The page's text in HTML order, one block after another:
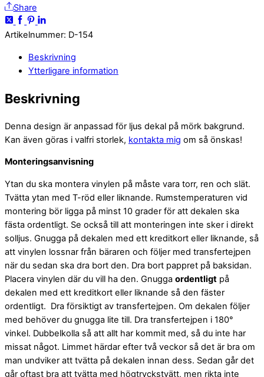
Share
Artikelnummer: D-154
Beskrivning
Ytterligare information
Beskrivning
Denna design är anpassad för ljus dekal på mörk bakgrund.
Kan även göras i valfri storlek, kontakta mig om så önskas!
Monteringsanvisning
Ytan du ska montera vinylen på måste vara torr, ren och slät.
Tvätta ytan med T-röd eller liknande. Rumstemperaturen vid
montering bör ligga på minst 10 grader för att dekalen ska
fästa ordentligt. Se också till att monteringen inte sker i direkt
solljus. Gnugga på dekalen med ett kreditkort eller liknande, så
att vinylen lossnar från bäraren och följer med transfertejpen
när du sedan ska dra bort den. Dra bort pappret på baksidan.
Placera vinylen där du vill ha den. Gnugga ordentligt på
dekalen med ett kreditkort eller liknande så den fäster
ordentligt. Dra försiktigt av transfertejpen. Om dekalen följer
med behöver du gnugga lite till. Dra transfertejpen i 180°
vinkel. Dubbelkolla så att allt har kommit med, så du inte har
missat något. Limmet härdar efter två veckor så det är bra om
man undviker att tvätta på dekalen innan dess. Sedan går det
går oftast bra att tvätta med högtryckstvätt, men rikta inte